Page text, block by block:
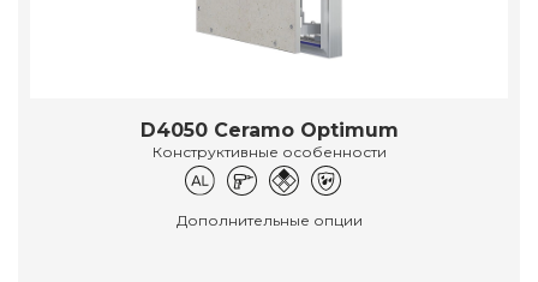
D4050 Ceramo Optimum
Конструктивные особенности
Дополнительные опции